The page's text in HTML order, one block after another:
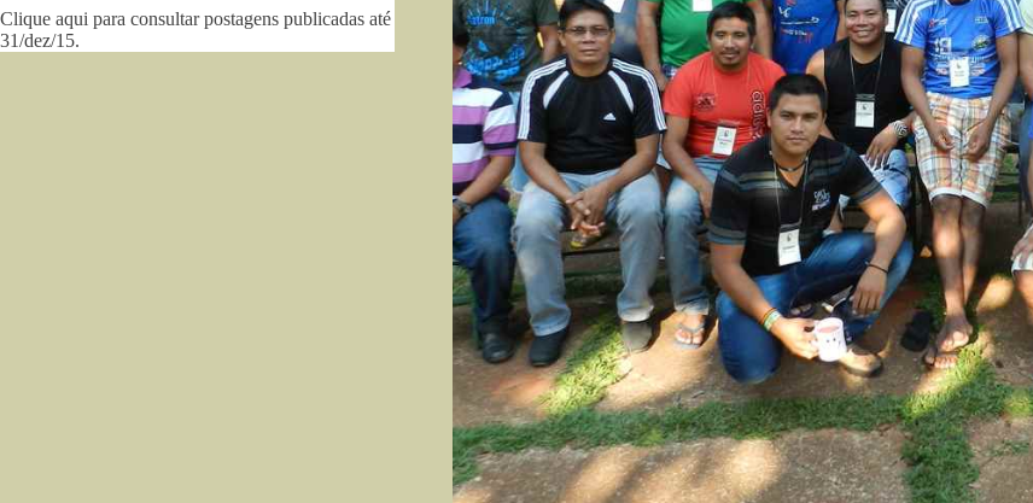
Clique aqui para consultar postagens publicadas até
31/dez/15.